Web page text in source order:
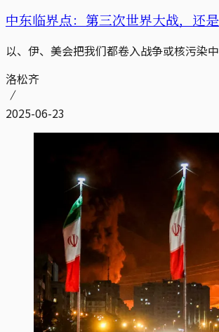
中东临界点：第三次世界大战，还
以、伊、美会把我们都卷入战争或核污染中
洛松齐
2025-06-23